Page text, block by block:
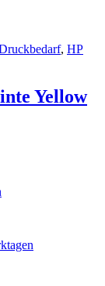
, HP
Yellow